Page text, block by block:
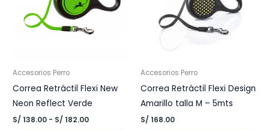
Accesorios Perro
Correa Retráctil Flexi New
Neon Reflect Verde
S/ 138.00 - S/ 182.00Rango
Accesorios Perro
Correa Retráctil Flexi Design
Amarillo talla M – 5mts
S/ 168.00